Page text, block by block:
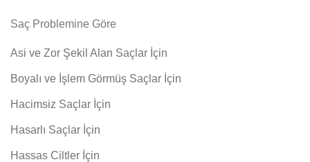
Saç Problemine Göre
Asi ve Zor Şekil Alan Saçlar İçin
Boyalı ve İşlem Görmüş Saçlar İçin
Hacimsiz Saçlar İçin
Hasarlı Saçlar İçin
Hassas Ciltler İçin